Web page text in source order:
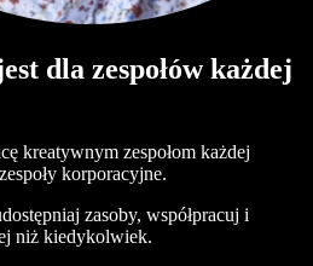
dla zespołów każdej
kreatywnym zespołom każdej
korporacyjne.
zasoby, współpracuj i
niż kiedykolwiek.